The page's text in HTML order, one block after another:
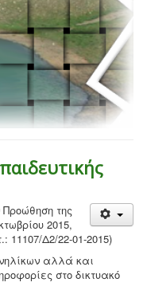
Προώθηση της
2015,
11107/Δ2/22-01-2015)
αλλά και
στο δικτυακό